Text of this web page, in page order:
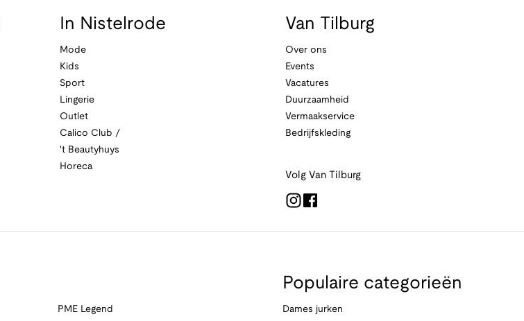
In Nistelrode
Mode
Kids
Sport
Lingerie
Outlet
Calico Club /
't Beautyhuys
Horeca
Van Tilburg
Over ons
Events
Vacatures
Duurzaamheid
Vermaakservice
Bedrijfskleding
Volg Van Tilburg
PME Legend
Populaire categorieën
Dames jurken